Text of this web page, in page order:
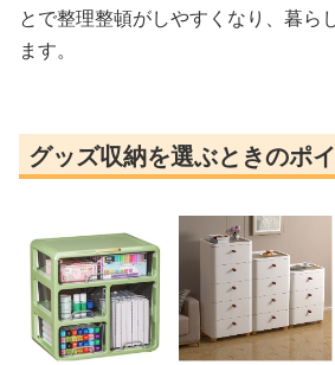
とで整理整頓がしやすくなり、暮ら
ます。
グッズ収納を選ぶときのポ